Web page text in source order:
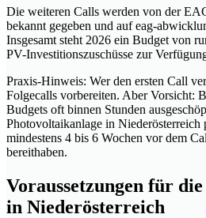
Die weiteren Calls werden von der
bekannt gegeben und auf eag-
Insgesamt steht 2026 ein Budget von
PV-Investitionszuschüsse zur
Praxis-Hinweis: Wer den ersten Call
Folgecalls vorbereiten. Aber Vorsicht:
Budgets oft binnen Stunden
Photovoltaikanlage in Niederösterreich
mindestens 4 bis 6 Wochen vor dem
bereithaben.
Voraussetzungen für
in Niederösterreich